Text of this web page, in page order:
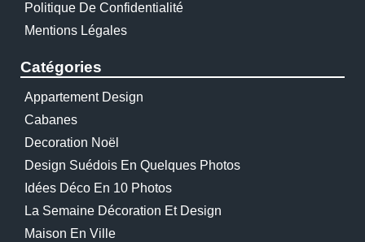
Politique De Confidentialité
Mentions Légales
Catégories
Appartement Design
Cabanes
Decoration Noël
Design Suédois En Quelques Photos
Idées Déco En 10 Photos
La Semaine Décoration Et Design
Maison En Ville